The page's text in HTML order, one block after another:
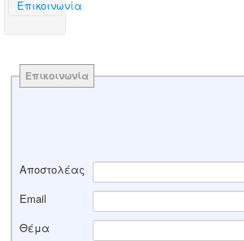
Επικοινωνία
Επικοινωνία
Αποστολέας
Email
Θέμα